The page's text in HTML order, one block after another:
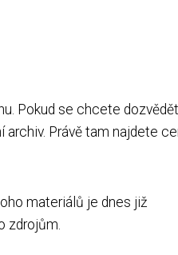
Pokud se chcete
Právě tam najdete
materiálů je dnes již
zdrojům.